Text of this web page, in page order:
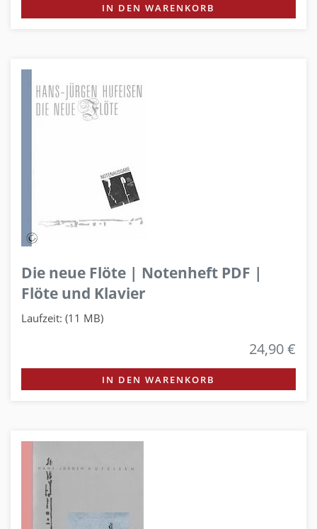
IN DEN WARENKORB
Die neue Flöte | Notenheft PDF |
Flöte und Klavier
Laufzeit: (11 MB)
24,90 €
IN DEN WARENKORB